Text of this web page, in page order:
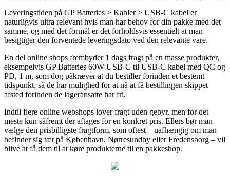
Leveringstiden på GP Batteries > Kabler > USB-C kabel er
naturligvis ultra relevant hvis man har behov for din pakke med det
samme, og med det formål er det forholdsvis essentielt at man
besigtiger den forventede leveringsdato ved den relevante vare.
En del online shops frembyder 1 dags fragt på en masse produkter,
eksempelvis GP Batteries 60W USB-C til USB-C kabel med QC og
PD, 1 m, som dog påkræver at du bestiller forinden et bestemt
tidspunkt, så de har mulighed for at nå at få bestillingen skippet
afsted forinden de lageransatte har fri.
Indtil flere online webshops lover fragt uden gebyr, men for det
meste kun såfremt der aftages for en konkret pris. Ellers bør man
vælge den prisbilligste fragtform, som oftest – uafhængig om man
befinder sig tæt på København, Nørresundby eller Fredensborg – vil
blive at få dem til at køre produkterne til en pakkeshop.